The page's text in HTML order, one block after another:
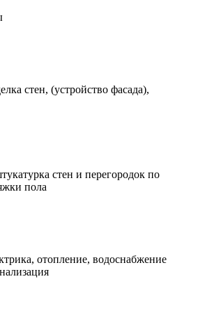
стен, (устройство фасада),
стен и перегородок по
пола
отопление, водоснабжение